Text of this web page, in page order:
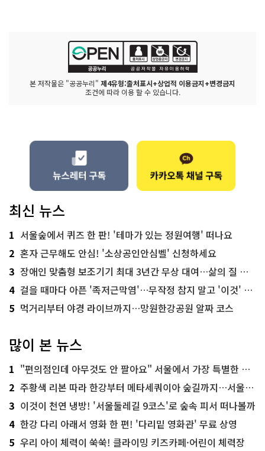
본 저작물은 "공공누리" 제4유형:출처표시+상업적 이용금지+변경금지
조건에 따라 이용 할 수 있습니다.
최신 뉴스
1 서울숲에서 퀴즈 한 판! '테마가 있는 정원여행' 떠나요
2 혼자 근무해도 안심! '소상공인안심벨' 신청하세요
3 장애인 맞춤형 보조기기 최대 3년간 무상 대여…삶의 질 높인다
4 걸을 때마다 아픈 '족저근막염'…무작정 참지 말고 '이것' 해보세요!
5 먹거리부터 야경 라이브까지…망원한강공원 알짜 코스
많이 본 뉴스
1 "편의점인데 아무것도 안 팔아요" 서울에서 가장 특별한 편의점의 정체
2 주황색 리본 따라 한강부터 메타세쿼이아 숲길까지…서울둘레길 15코스
3 이것이 천연 냉방! '서울둘레길 9코스'로 숲속 피서 떠나볼까
4 한강 다리 아래서 영화 한 편! '다리밑 영화관' 무료 상영
5 우리 아이 체력이 쑥쑥! 클라이밍 키즈카페·어린이 체력장